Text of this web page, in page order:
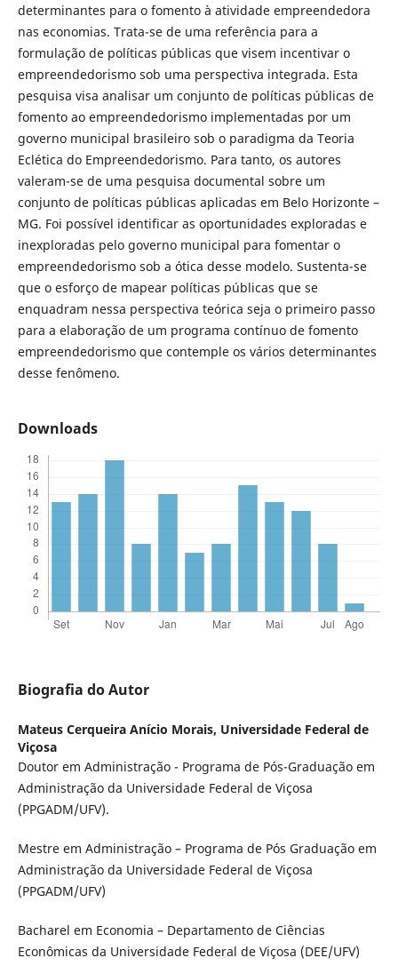
determinantes para o fomento à atividade empreendedora
nas economias. Trata-se de uma referência para a
formulação de políticas públicas que visem incentivar o
empreendedorismo sob uma perspectiva integrada. Esta
pesquisa visa analisar um conjunto de políticas públicas de
fomento ao empreendedorismo implementadas por um
governo municipal brasileiro sob o paradigma da Teoria
Eclética do Empreendedorismo. Para tanto, os autores
valeram-se de uma pesquisa documental sobre um
conjunto de políticas públicas aplicadas em Belo Horizonte –
MG. Foi possível identificar as oportunidades exploradas e
inexploradas pelo governo municipal para fomentar o
empreendedorismo sob a ótica desse modelo. Sustenta-se
que o esforço de mapear políticas públicas que se
enquadram nessa perspectiva teórica seja o primeiro passo
para a elaboração de um programa contínuo de fomento
empreendedorismo que contemple os vários determinantes
desse fenômeno.
Downloads
Biografia do Autor
Mateus Cerqueira Anício Morais, Universidade Federal de
Viçosa
Doutor em Administração - Programa de Pós-Graduação em
Administração da Universidade Federal de Viçosa
(PPGADM/UFV).
Mestre em Administração – Programa de Pós Graduação em
Administração da Universidade Federal de Viçosa
(PPGADM/UFV)
Bacharel em Economia – Departamento de Ciências
Econômicas da Universidade Federal de Viçosa (DEE/UFV)